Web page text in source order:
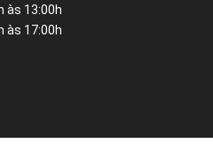
às 13:00h
às 17:00h